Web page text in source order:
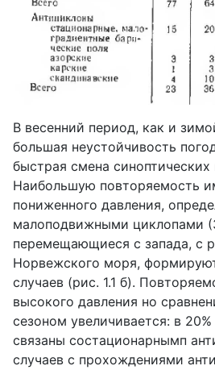
В весенний период, как и
большая неустойчивость
быстрая смена синоптических
Наибольшую повторяемость
пониженного давления,
малоподвижными циклопами
перемещающиеся с запада, с
Норвежского моря,
случаев (рис. 1.1 б).
высокого давления но
сезоном увеличивается: в
связаны состационарнымп
случаев с прохождениями